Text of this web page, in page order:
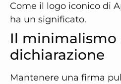
Come il logo iconico di
ha un significato.
Il minimalismo
dichiarazione
Mantenere una firma